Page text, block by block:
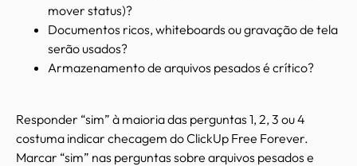
mover status)?
Documentos ricos, whiteboards ou gravação de tela
serão usados?
Armazenamento de arquivos pesados é crítico?
Responder “sim” à maioria das perguntas 1, 2, 3 ou 4
costuma indicar checagem do ClickUp Free Forever.
Marcar “sim” nas perguntas sobre arquivos pesados e